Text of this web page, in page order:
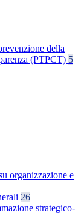
della
(PTPCT) 5
organizzazione e
26
strategico-